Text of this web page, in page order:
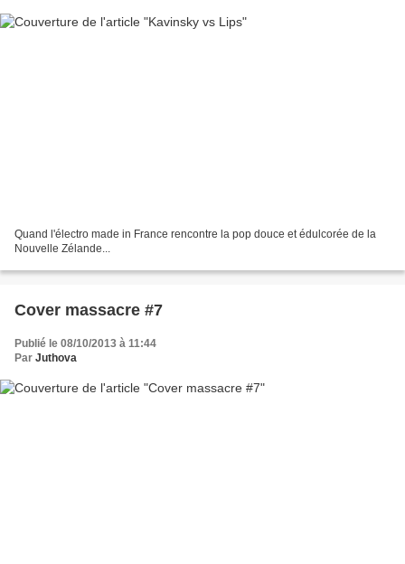
Quand l'électro made in France rencontre la pop douce et édulcorée de la
Nouvelle Zélande...
Cover massacre #7
Publié le 08/10/2013 à 11:44
Par Juthova